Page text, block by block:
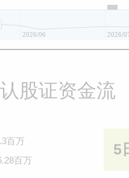
2026/06 2026/
股证资金流
百万
百万
5